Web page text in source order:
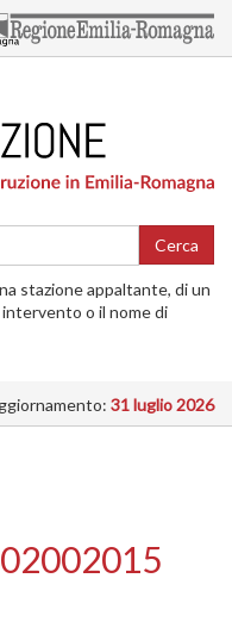
Cerca
stazione appaltante, di un
intervento o il nome di
31 luglio 2026